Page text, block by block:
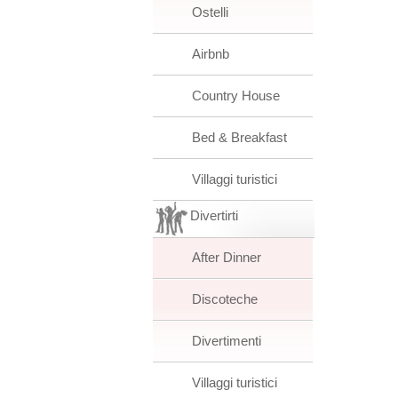
Ostelli
Airbnb
Country House
Bed & Breakfast
Villaggi turistici
Divertirti
After Dinner
Discoteche
Divertimenti
Villaggi turistici